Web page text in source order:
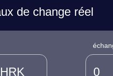
de change réel
HRK